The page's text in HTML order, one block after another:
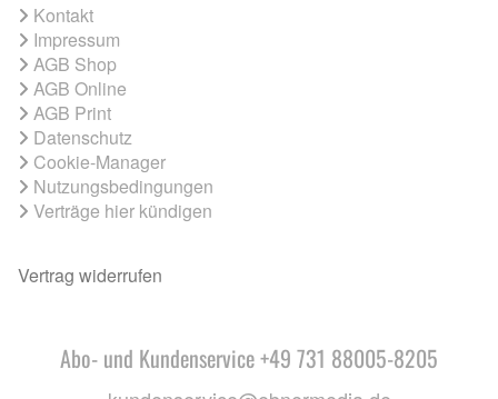
Kontakt
Impressum
AGB Shop
AGB Online
AGB Print
Datenschutz
Cookie-Manager
Nutzungsbedingungen
Verträge hier kündigen
Vertrag widerrufen
Abo- und Kundenservice +49 731 88005-8205